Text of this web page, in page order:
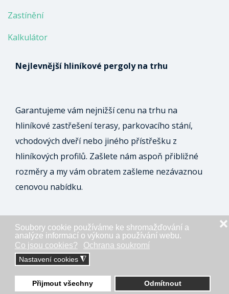
Soubory cookie používáme ke shromažďování a
analýze informací o výkonu a používání webu.
Co jsou cookies?
Ochrana soukromí
Nastavení cookies ◮
Přijmout všechny Odmítnout
❌
Zastínění
Kalkulátor
Nejlevnější hliníkové pergoly na trhu
Garantujeme vám nejnižší cenu na trhu na
hliníkové zastřešení terasy, parkovacího stání,
vchodových dveří nebo jiného přístřešku z
hliníkových profilů. Zašlete nám aspoň přibližné
rozměry a my vám obratem zašleme nezávaznou
cenovou nabídku.
ODESLAT NEZÁVAZNOU POPTÁVKU
Napište nám přes Whatsapp!